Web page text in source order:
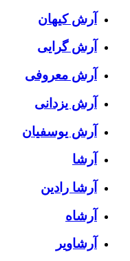
آرش کیهان
آرش گرایی
آرش معروفی
آرش یزدانی
آرش یوسفیان
آرشا
آرشا رادین
آرشاه
آرشاویر